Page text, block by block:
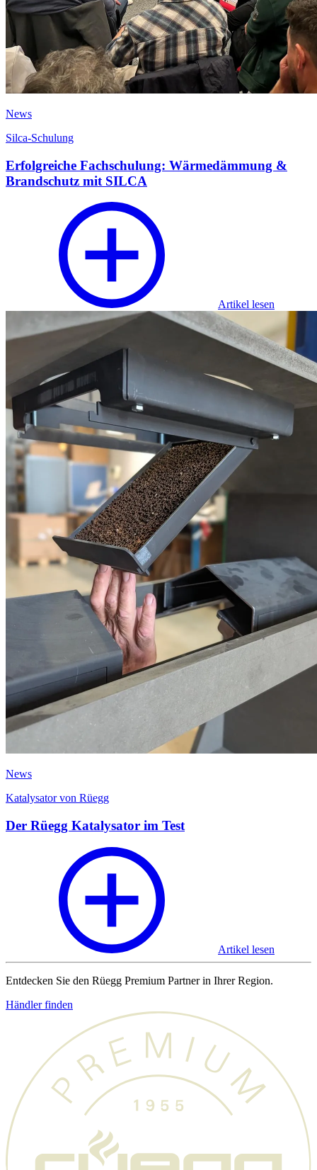
News
Silca-Schulung
Erfolgreiche Fachschulung: Wärmedämmung &
Brandschutz mit SILCA
Artikel lesen
News
Katalysator von Rüegg
Der Rüegg Katalysator im Test
Artikel lesen
Entdecken Sie den Rüegg Premium Partner in Ihrer Region.
Händler finden